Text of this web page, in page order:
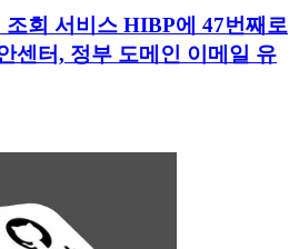
조회 서비스 HIBP에 47번째로
센터, 정부 도메인 이메일 유